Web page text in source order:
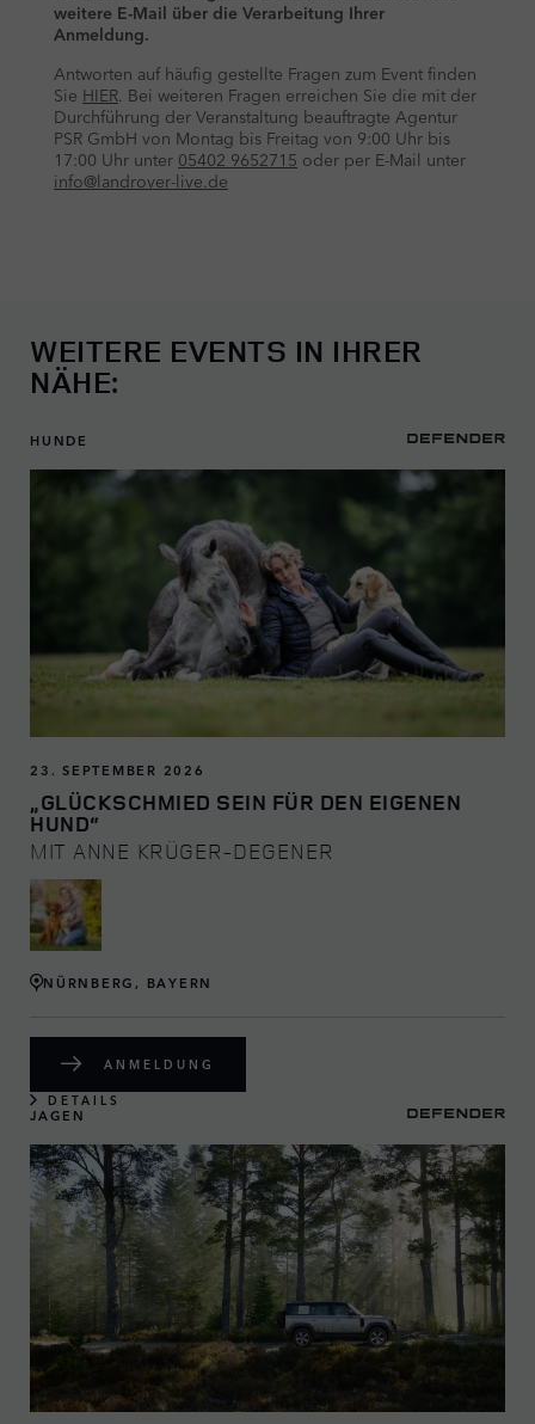
WEITERE EVENTS IN IHRER
NÄHE:
HUNDE
23. SEPTEMBER 2026
„GLÜCKSCHMIED SEIN FÜR DEN EIGENEN
HUND“
MIT ANNE KRÜGER-DEGENER
NÜRNBERG, BAYERN
ANMELDUNG
DETAILS
JAGEN